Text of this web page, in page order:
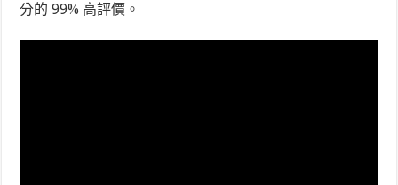
分的 99% 高評價。